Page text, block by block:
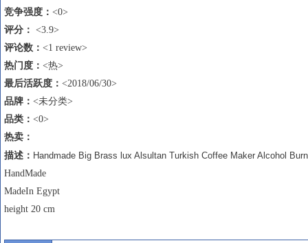
竞争强度： <0>
评分： <3.9>
评论数 ： <1 review>
热门度： <热>
最后活跃度： <2018/06/30>
品牌： <未分类>
品类： <0>
热卖 ：
描述 ： Handmade Big Brass lux Alsultan Turkish Coffee Maker Alcohol
HandMade
MadeIn Egypt
height 20 cm